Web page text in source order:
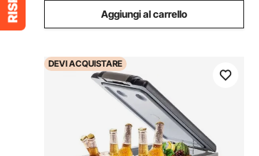
Aggiungi al carrello
DEVIACQUISTARE